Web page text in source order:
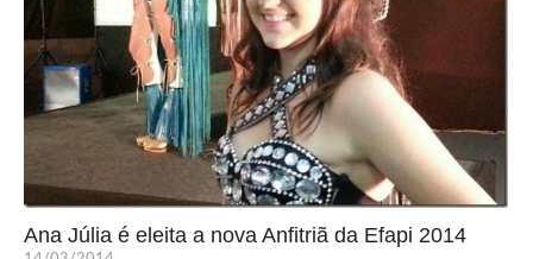
Ana Júlia é eleita a nova Anfitriã da Efapi 2014